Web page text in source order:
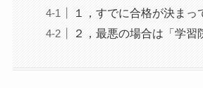
１，すでに合格が決まっ
２，最悪の場合は「学習